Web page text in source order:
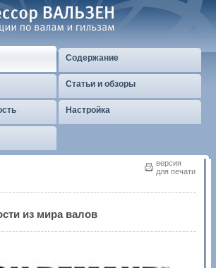
Содержание
Статьи и обзоры
Настройка
версия
для печати
из мира валов